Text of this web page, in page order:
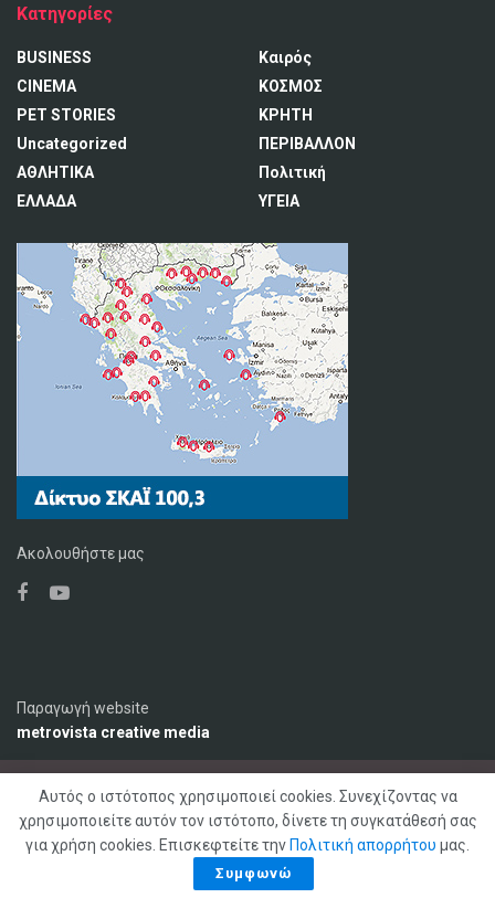
Κατηγορίες
BUSINESS
CINEMA
PET STORIES
Uncategorized
ΑΘΛΗΤΙΚΑ
ΕΛΛΑΔΑ
Καιρός
ΚΟΣΜΟΣ
ΚΡΗΤΗ
ΠΕΡΙΒΑΛΛΟΝ
Πολιτική
ΥΓΕΙΑ
Ακολουθήστε μας
Παραγωγή website
metrovista creative media
Ο Σταθμός Διαφήμιση
Επικοινωνία
Πολιτική Απορρήτου
© 2020 ΣΚΑΪ ΚΡΗΤΗΣ 92,1 FM, Με επιφύλαξη παντός δικαιώματος
Αυτός ο ιστότοπος χρησιμοποιεί cookies. Συνεχίζοντας να
χρησιμοποιείτε αυτόν τον ιστότοπο, δίνετε τη συγκατάθεσή σας
για χρήση cookies. Επισκεφτείτε την Πολιτική απορρήτου μας.
Συμφωνώ